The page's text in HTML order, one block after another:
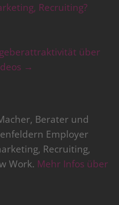
Recruiting?
über
→
Berater und
Employer
Recruiting,
Work. Mehr Infos über